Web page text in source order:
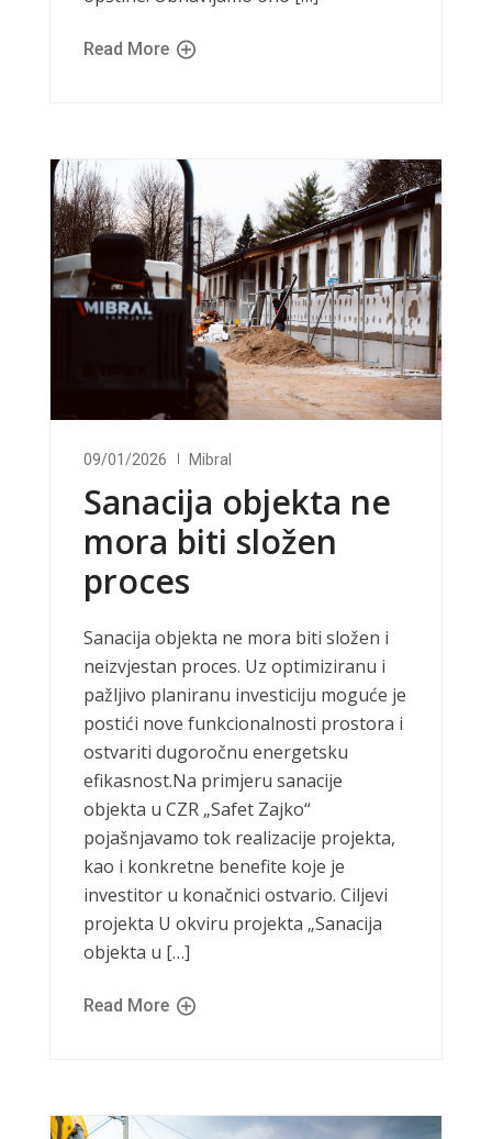
Read More
09/01/2026 Mibral
Sanacija objekta ne
mora biti složen
proces
Sanacija objekta ne mora biti složen i
neizvjestan proces. Uz optimiziranu i
pažljivo planiranu investiciju moguće je
postići nove funkcionalnosti prostora i
ostvariti dugoročnu energetsku
efikasnost.Na primjeru sanacije
objekta u CZR „Safet Zajko“
pojašnjavamo tok realizacije projekta,
kao i konkretne benefite koje je
investitor u konačnici ostvario. Ciljevi
projekta U okviru projekta „Sanacija
objekta u […]
Read More